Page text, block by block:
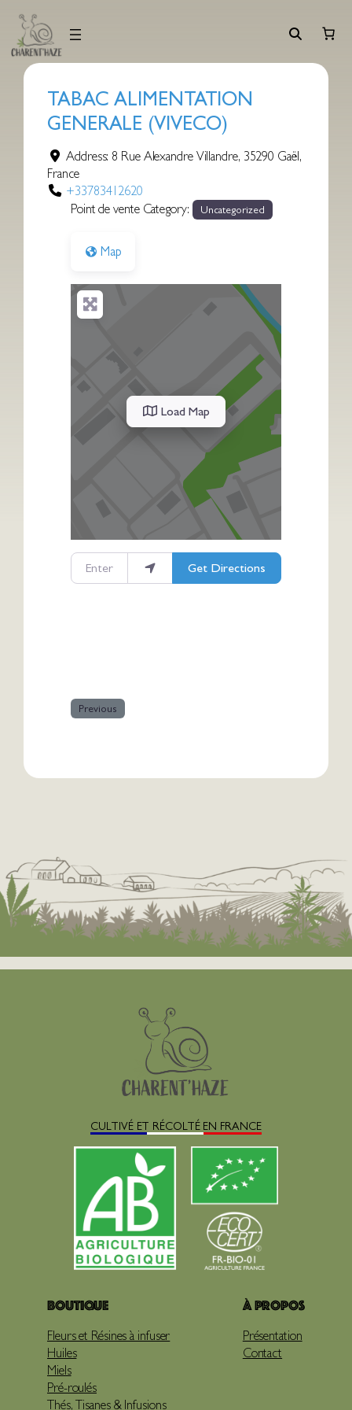
contenu
TABAC ALIMENTATION
GENERALE (VIVECO)
Address: 8 Rue Alexandre Villandre, 35290 Gaël,
France
+33783412620
Point de vente Category:
Uncategorized
Map
Load Map
Enter your location
Get Directions
Previous
CULTIVÉ ET RÉCOLTÉ EN FRANCE
Boutique
Fleurs et Résines à infuser
Huiles
Miels
Pré-roulés
Thés, Tisanes & Infusions
À propos
Présentation
Contact